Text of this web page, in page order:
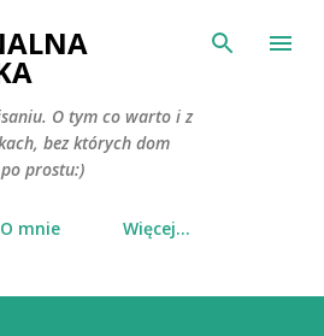
głównej zawartości
O tym co warto i z
bez których dom
prostu:)
O mnie Więcej…